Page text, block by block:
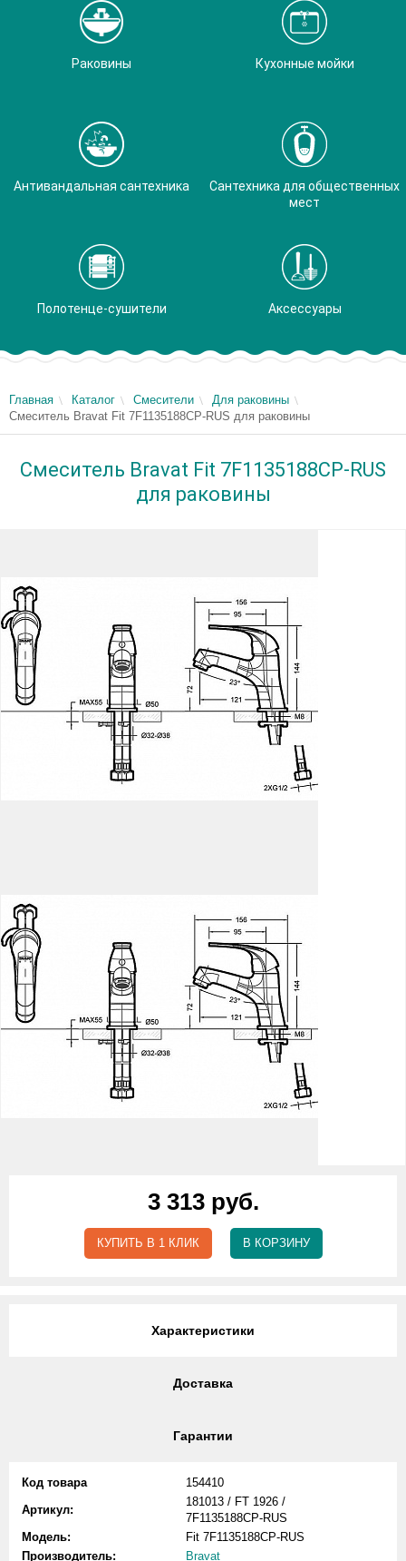
Раковины Кухонные мойки
Антивандальная сантехника
Сантехника для общественных
мест
Полотенце-сушители Аксессуары
Главная Каталог Смесители
Для раковины
Смеситель Bravat Fit 7F1135188CP-RUS для раковины
Смеситель Bravat Fit 7F1135188CP-RUS
для раковины
3 313 руб.
КУПИТЬ В 1 КЛИК В КОРЗИНУ
Характеристики
Доставка
Гарантии
Код товара
154410
Артикул:
181013 / FT 1926 /
7F1135188CP-RUS
Модель:
Fit 7F1135188CP-RUS
Производитель:
Bravat